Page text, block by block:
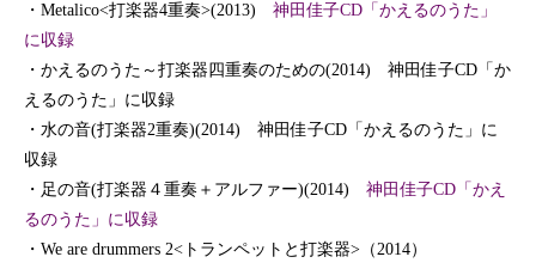
・Metalico<打楽器4重奏>(2013) 神田佳子CD「かえるのうた」
に収録
・かえるのうた～打楽器四重奏のための(2014) 神田佳子CD「か
えるのうた」に収録
・水の音(打楽器2重奏)(2014) 神田佳子CD「かえるのうた」に
収録
・足の音(打楽器４重奏＋アルファー)(2014) 神田佳子CD「かえ
るのうた」に収録
・We are drummers 2<トランペットと打楽器>（2014）